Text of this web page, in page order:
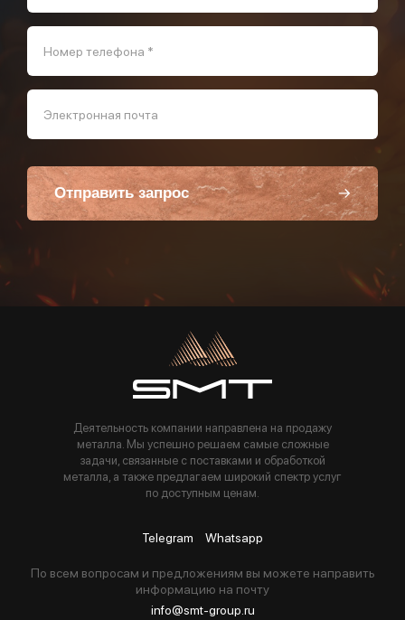
Номер телефона *
Электронная почта
Отправить запрос
Пользуясь данной формой вы соглашаетесь с политикой компании
Деятельность компании направлена на продажу
металла. Мы успешно решаем самые сложные
задачи, связанные с поставками и обработкой
металла, а также предлагаем широкий спектр услуг
по доступным ценам.
Telegram Whatsapp
По всем вопросам и предложениям вы можете направить
информацию на почту
info@smt-group.ru